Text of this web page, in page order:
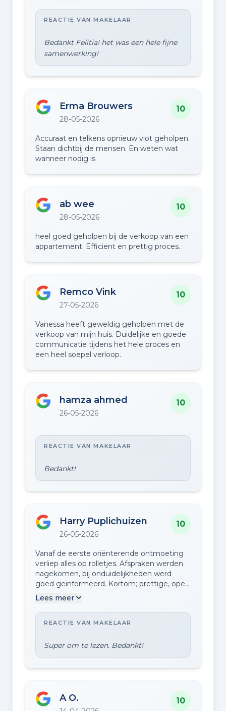
REACTIE VAN MAKELAAR
Bedankt Felitia! het was een hele fijne
Erma Brouwers
28-05-2026
10
Accuraat en telkens opnieuw vlot geholpen.
Staan dichtbij de mensen. En weten wat
wanneer nodig is
ab wee
28-05-2026
10
heel goed geholpen bij de verkoop van een
appartement. Efficient en prettig proces.
Remco Vink
27-05-2026
10
Vanessa heeft geweldig geholpen met de
verkoop van mijn huis. Duidelijke en goede
communicatie tijdens het hele proces en
een heel soepel verloop.
hamza ahmed
26-05-2026
10
REACTIE VAN MAKELAAR
Harry Puplichuizen
26-05-2026
10
Vanaf de eerste oriënterende ontmoeting
verliep alles op rolletjes. Afspraken werden
nagekomen, bij onduidelijkheden werd
goed geïnformeerd. Kortom; prettige, open
en betrouwbare makelaar om mee te
Lees meer
REACTIE VAN MAKELAAR
A O. 10